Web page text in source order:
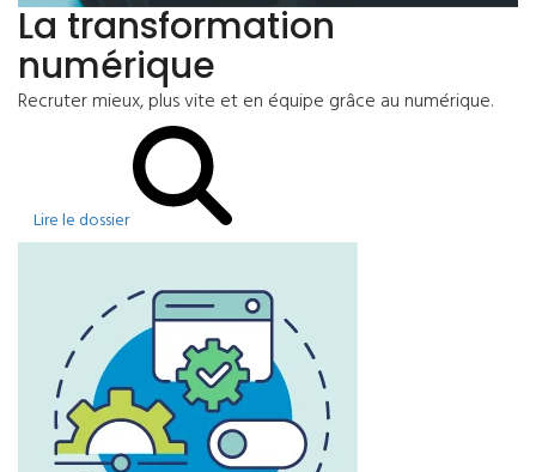
La transformation
numérique
Recruter mieux, plus vite et en équipe grâce au numérique.
Lire le dossier